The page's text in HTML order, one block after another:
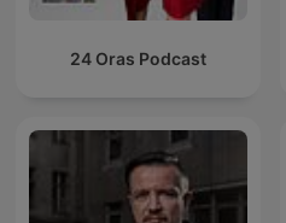
24 Oras Podcast